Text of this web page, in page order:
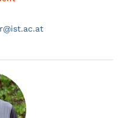
ist.ac.at